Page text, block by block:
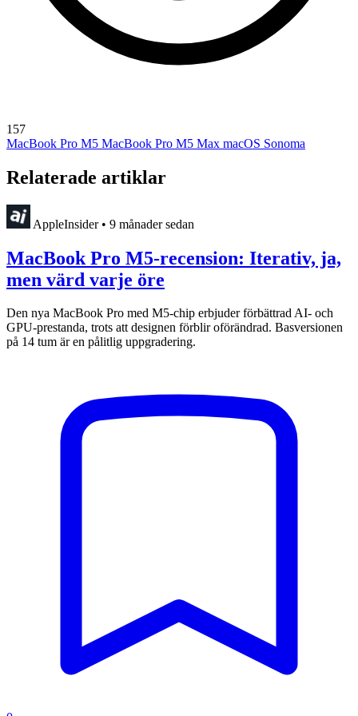
157
MacBook Pro M5 MacBook Pro M5 Max macOS Sonoma
Relaterade artiklar
AppleInsider • 9 månader sedan
MacBook Pro M5-recension: Iterativ, ja,
men värd varje öre
Den nya MacBook Pro med M5-chip erbjuder förbättrad AI- och
GPU-prestanda, trots att designen förblir oförändrad. Basversionen
på 14 tum är en pålitlig uppgradering.